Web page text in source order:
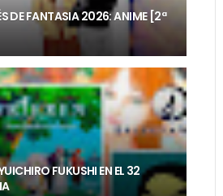
DE FANTASIA 2026: ANIME [2ª
FUKUSHI EN EL 32